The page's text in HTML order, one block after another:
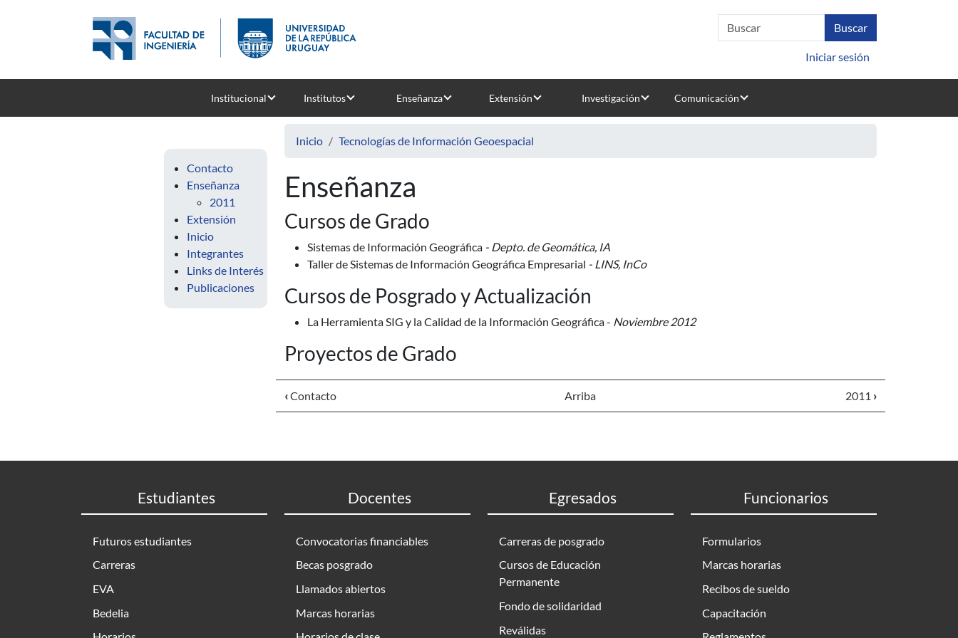
Iniciar sesión
Institucional Institutos Enseñanza Extensión Investigación Comunicación
Contacto
Enseñanza
2011
Extensión
Inicio
Integrantes
Links de Interés
Publicaciones
Inicio Tecnologías de Información Geoespacial
Enseñanza
Cursos de Grado
Sistemas de Información Geográfica - Depto. de Geomática, IA
Taller de Sistemas de Información Geográfica Empresarial - LINS, InCo
Cursos de Posgrado y Actualización
La Herramienta SIG y la Calidad de la Información Geográfica - Noviembre 2012
Proyectos de Grado
‹Contacto Arriba 2011 ›
Estudiantes
Futuros estudiantes
Carreras
EVA
Bedelia
Docentes
Convocatorias financiables
Becas posgrado
Llamados abiertos
Marcas horarias
Egresados
Carreras de posgrado
Cursos de Educación
Permanente
Fondo de solidaridad
Reválidas
Funcionarios
Formularios
Marcas horarias
Recibos de sueldo
Capacitación